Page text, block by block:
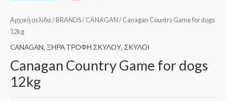
Αρχική σελίδα / BRANDS/ CANAGAN / Canagan Country Game for dogs
12kg
CANAGAN, ΞΗΡΑ ΤΡΟΦΗ ΣΚΥΛΟΥ, ΣΚΥΛΟΙ
Canagan Country Game for dogs
12kg